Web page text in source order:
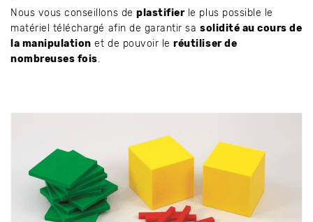
Nous vous conseillons deplastifierle plus possible le
matériel téléchargé afin de garantir sa solidité au cours de
la manipulation et de pouvoir leréutiliser de
nombreuses fois.